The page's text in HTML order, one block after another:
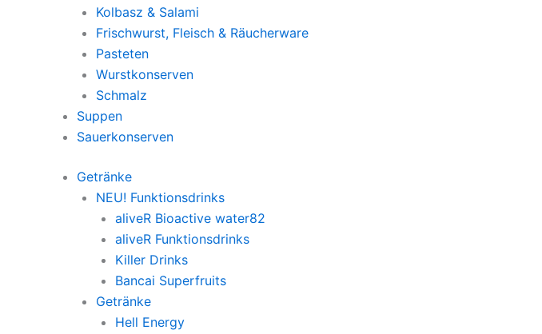
Kolbasz & Salami
Frischwurst, Fleisch & Räucherware
Pasteten
Wurstkonserven
Schmalz
Suppen
Sauerkonserven
Getränke
NEU! Funktionsdrinks
aliveR Bioactive water82
aliveR Funktionsdrinks
Killer Drinks
Bancai Superfruits
Getränke
Hell Energy